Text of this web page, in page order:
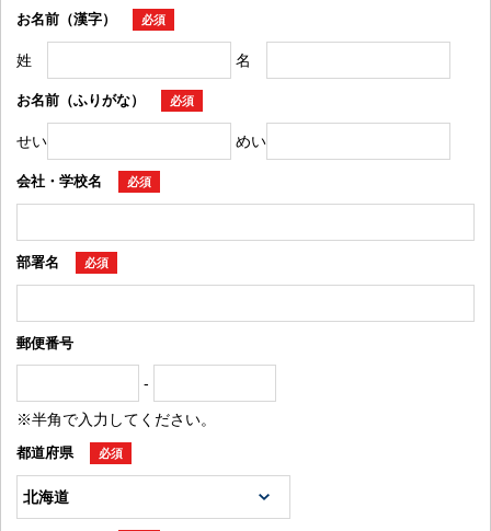
お名前（漢字） 必須
姓 名
お名前（ふりがな） 必須
せい めい
会社・学校名 必須
部署名 必須
郵便番号
-
※半角で入力してください。
都道府県 必須